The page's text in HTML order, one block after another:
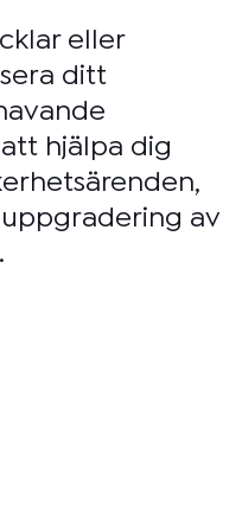
eller
ditt
hjälpa dig
av